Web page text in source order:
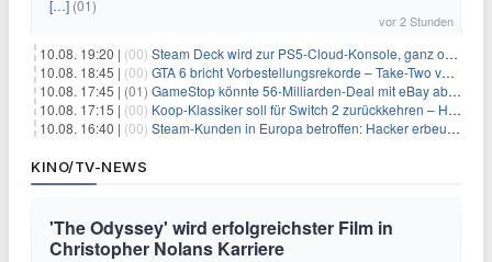
[…] (01)
vor 2 Stunden
10.08. 19:20 | (00) Steam Deck wird zur PS5-Cloud-Konsole, ganz ohne eigener PlayStation 5
10.08. 18:45 | (00) GTA 6 bricht Vorbestellungsrekorde – Take-Two verrät trotzdem keine Zahlen
10.08. 17:45 | (01) GameStop könnte 56-Milliarden-Deal mit eBay abblasen, doch Ryan Cohen gibt nicht auf
10.08. 17:15 | (00) Koop-Klassiker soll für Switch 2 zurückkehren – Händler nennt bereits einen Release-Termin
10.08. 16:40 | (00) Steam-Kunden in Europa betroffen: Hacker erbeuten Namen und Adressen bei Valve-Partner
KINO/TV-NEWS
'The Odyssey' wird erfolgreichster Film in
Christopher Nolans Karriere